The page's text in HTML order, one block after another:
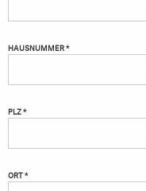
HAUSNUMMER *
PLZ *
ORT *